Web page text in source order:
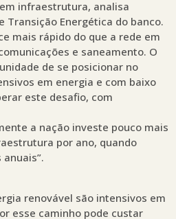
infraestrutura, analisa
Transição Energética do banco.
mais rápido do que a rede em
e saneamento. O
de se posicionar no
em energia e com baixo
este desafio, com
a nação investe pouco mais
por ano, quando
renovável são intensivos em
esse caminho pode custar